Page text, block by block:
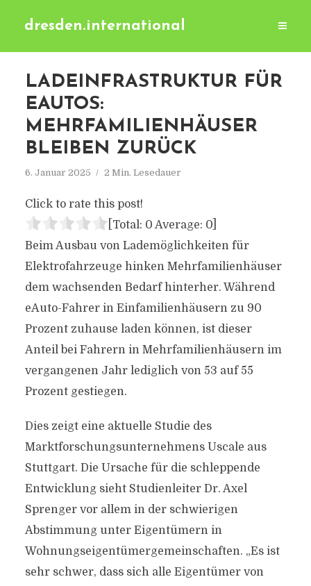
dresden.international
LADEINFRASTRUKTUR FÜR
EAUTOS:
MEHRFAMILIENHÄUSER
BLEIBEN ZURÜCK
6. Januar 2025 2 Min. Lesedauer
Click to rate this post!
[Total: 0 Average: 0]
Beim Ausbau von Lademöglichkeiten für
Elektrofahrzeuge hinken Mehrfamilienhäuser
dem wachsenden Bedarf hinterher. Während
eAuto-Fahrer in Einfamilienhäusern zu 90
Prozent zuhause laden können, ist dieser
Anteil bei Fahrern in Mehrfamilienhäusern im
vergangenen Jahr lediglich von 53 auf 55
Prozent gestiegen.
Dies zeigt eine aktuelle Studie des
Marktforschungsunternehmens Uscale aus
Stuttgart. Die Ursache für die schleppende
Entwicklung sieht Studienleiter Dr. Axel
Sprenger vor allem in der schwierigen
Abstimmung unter Eigentümern in
Wohnungseigentümergemeinschaften. „Es ist
sehr schwer, dass sich alle Eigentümer von